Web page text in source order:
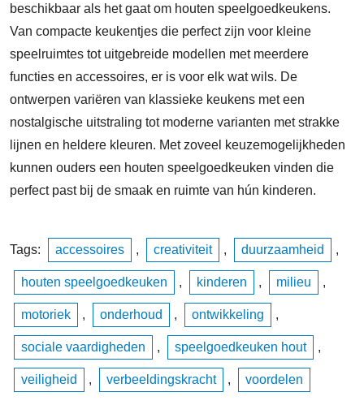
beschikbaar als het gaat om houten speelgoedkeukens.
Van compacte keukentjes die perfect zijn voor kleine
speelruimtes tot uitgebreide modellen met meerdere
functies en accessoires, er is voor elk wat wils. De
ontwerpen variëren van klassieke keukens met een
nostalgische uitstraling tot moderne varianten met strakke
lijnen en heldere kleuren. Met zoveel keuzemogelijkheden
kunnen ouders een houten speelgoedkeuken vinden die
perfect past bij de smaak en ruimte van hún kinderen.
Tags: accessoires , creativiteit , duurzaamheid ,
houten speelgoedkeuken , kinderen , milieu ,
motoriek , onderhoud , ontwikkeling ,
sociale vaardigheden , speelgoedkeuken hout ,
veiligheid , verbeeldingskracht , voordelen